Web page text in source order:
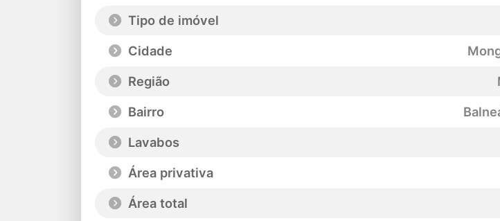
Tipo de imóvel
Cidade
Região
Bairro
Lavabos
Área privativa
Área total